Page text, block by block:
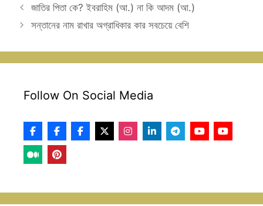
জাতির পিতা কে? ইবরাহিম (আ.) না কি আদম (আ.)
সন্তানের নাম রাখার অগ্রাধিকার কার সবচেয়ে বেশি
Follow On Social Media